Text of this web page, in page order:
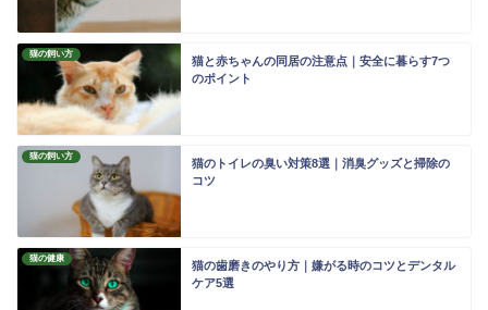
猫の飼い方
猫と赤ちゃんの同居の注意点｜安全に暮らす7つ
のポイント
猫の飼い方
猫のトイレの臭い対策8選｜消臭グッズと掃除の
コツ
猫の健康
猫の歯磨きのやり方｜嫌がる時のコツとデンタル
ケア5選